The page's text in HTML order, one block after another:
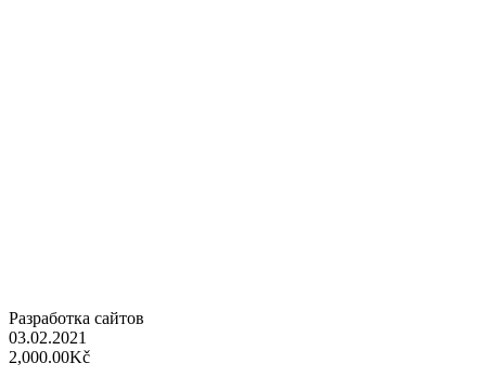
Разработка сайтов
03.02.2021
2,000.00Kč